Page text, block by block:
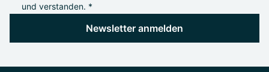
und verstanden. *
Newsletter anmelden